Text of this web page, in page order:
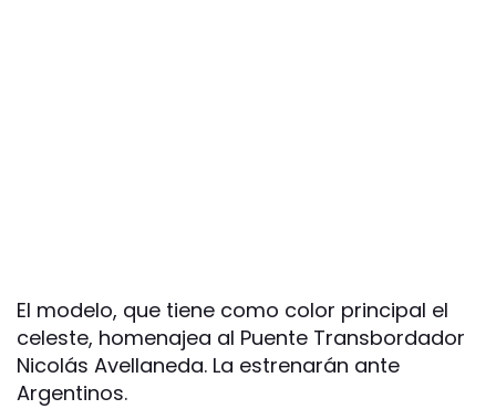
El modelo, que tiene como color principal el
celeste, homenajea al Puente Transbordador
Nicolás Avellaneda. La estrenarán ante
Argentinos.